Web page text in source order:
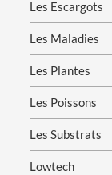
Les Escargots
Les Maladies
Les Plantes
Les Poissons
Les Substrats
Lowtech